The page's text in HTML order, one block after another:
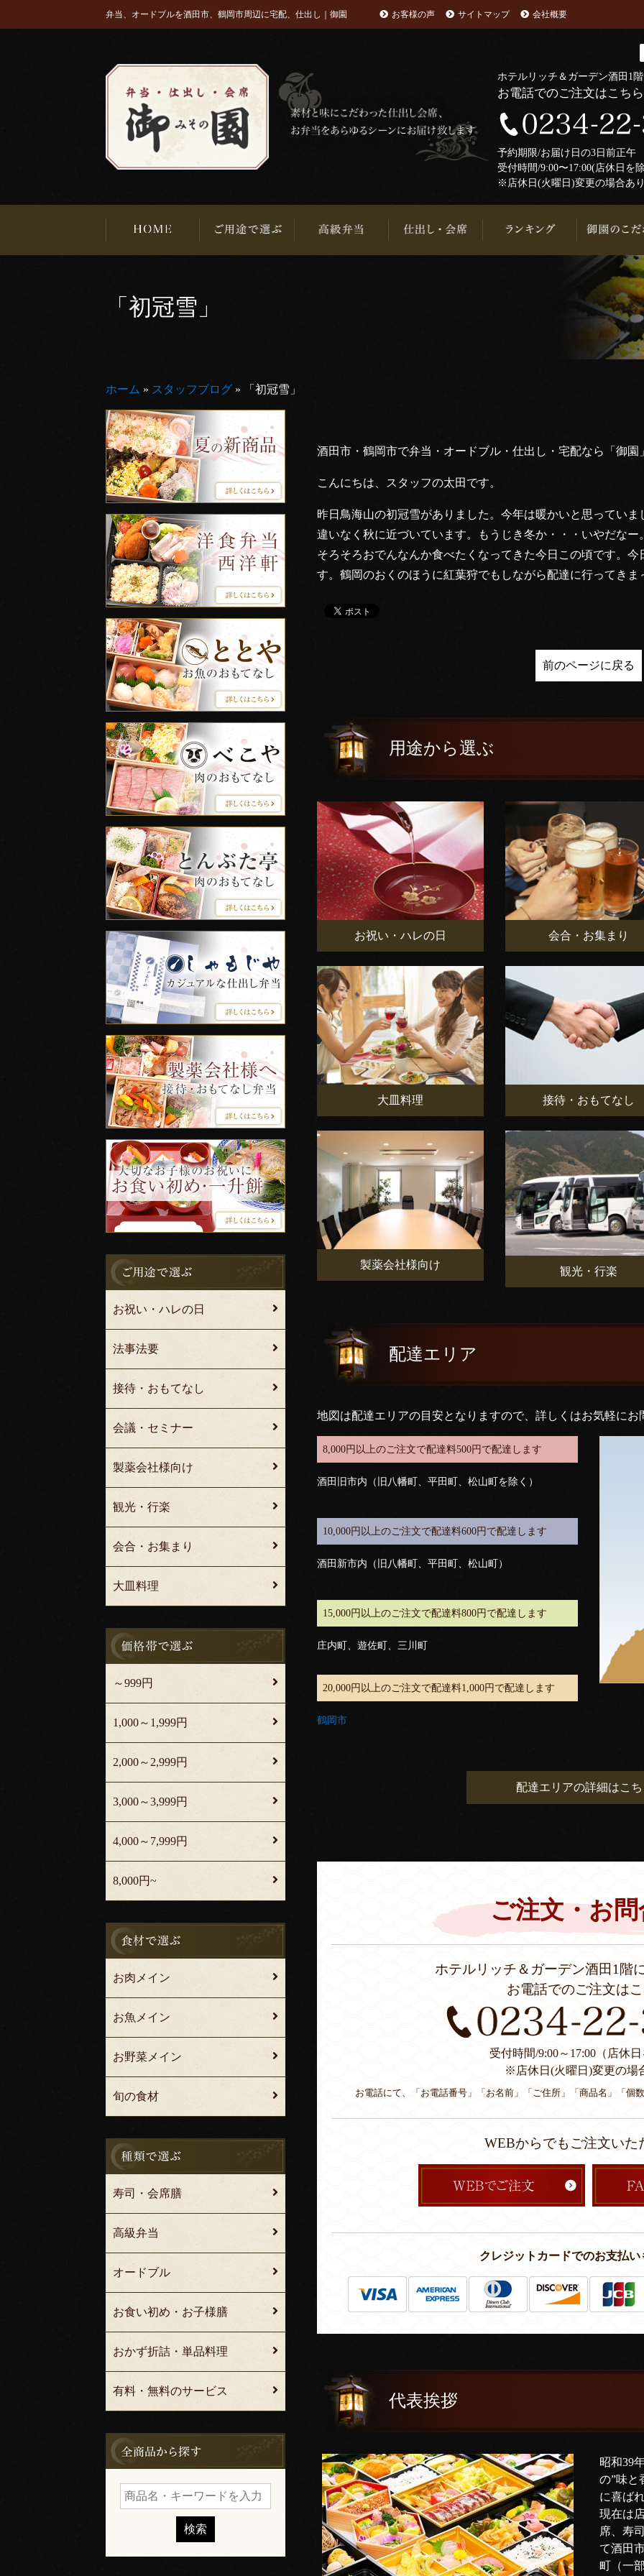
弁当、オードブルを酒田市、鶴岡市周辺に宅配、仕出し｜御園 お客様の声 サイトマップ 会社概要
ホテルリッチ＆ガーデン酒田1
お電話でのご注文はこち
予約期限/お届け日の3日前正
受付時間/9:00〜17:00(店休日を
※店休日(火曜日)変更の場合あ
「初冠雪」
ホーム » スタッフブログ » 「初冠雪」
酒田市・鶴岡市で弁当・オードブル・仕出し・宅配なら「御園
こんにちは、スタッフの太田です。
昨日鳥海山の初冠雪がありました。今年は暖かいと思ってい
違いなく秋に近づいています。もうじき冬か・・・いやだな
そろそろおでんなんか食べたくなってきた今日この頃です。
す。鶴岡のおくのほうに紅葉狩でもしながら配達に行ってきま
前のページに戻る
用途から選ぶ
お祝い・ハレの日 会合・お集まり
大皿料理 接待・おもてなし
製薬会社様向け
観光・行楽
配達エリア
地図は配達エリアの目安となりますので、詳しくはお気軽にお
8,000円以上のご注文で配達料500円で配達します
酒田旧市内（旧八幡町、平田町、松山町を除く）
10,000円以上のご注文で配達料600円で配達します
酒田新市内（旧八幡町、平田町、松山町）
15,000円以上のご注文で配達料800円で配達します
庄内町、遊佐町、三川町
20,000円以上のご注文で配達料1,000円で配達します
鶴岡市
配達エリアの詳細はこ
ご注文・お問
ホテルリッチ＆ガーデン酒田1階
お電話でのご注文は
受付時間/9:00～17:00（店休
※店休日(火曜日)変更の場
お電話にて、「お電話番号」「お名前」「ご住所」「商品名」「個
WEBからでもご注文いた
クレジットカードでのお支払い
代表挨拶
昭和39
の”味と
に喜ば
現在は
席、寿
て酒田
町（一
お祝い・ハレの日
法事法要
接待・おもてなし
会議・セミナー
製薬会社様向け
観光・行楽
会合・お集まり
大皿料理
～999円
1,000～1,999円
2,000～2,999円
3,000～3,999円
4,000～7,999円
8,000円~
お肉メイン
お魚メイン
お野菜メイン
旬の食材
寿司・会席膳
高級弁当
オードブル
お食い初め・お子様膳
おかず折詰・単品料理
有料・無料のサービス